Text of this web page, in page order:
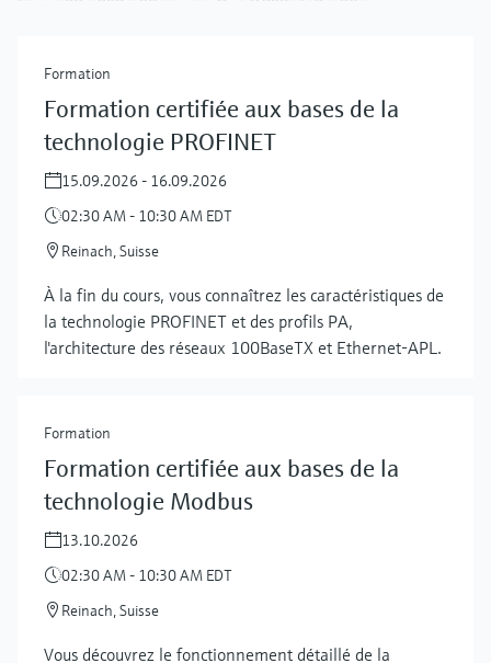
Formation
Formation certifiée aux bases de la
technologie PROFINET
15.09.2026 - 16.09.2026
02:30 AM - 10:30 AM EDT
Reinach, Suisse
À la fin du cours, vous connaîtrez les caractéristiques de
la technologie PROFINET et des profils PA,
l'architecture des réseaux 100BaseTX et Ethernet-APL.
Formation
Formation certifiée aux bases de la
technologie Modbus
13.10.2026
02:30 AM - 10:30 AM EDT
Reinach, Suisse
Vous découvrez le fonctionnement détaillé de la